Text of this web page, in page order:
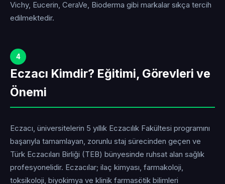
Vichy, Eucerin, CeraVe, Bioderma gibi markalar sıkça tercih
edilmektedir.
4
Eczacı Kimdir? Eğitimi, Görevleri ve
Önemi
Eczacı, üniversitelerin 5 yıllık Eczacılık Fakültesi programını
başarıyla tamamlayan, zorunlu staj sürecinden geçen ve
Türk Eczacıları Birliği (TEB) bünyesinde ruhsat alan sağlık
profesyonelidir. Eczacılar; ilaç kimyası, farmakoloji,
toksikoloji, biyokimya ve klinik farmasötik bilimleri